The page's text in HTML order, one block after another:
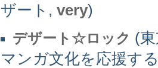
ザート, very)
デザート☆ロック (
マンガ文化を応援す